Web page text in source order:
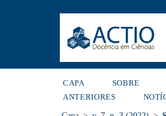
CAPA SOBRE
ANTERIORES